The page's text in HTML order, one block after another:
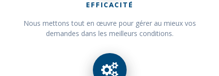
EFFICACITÉ
Nous mettons tout en œuvre pour gérer au mieux vos
demandes dans les meilleurs conditions.